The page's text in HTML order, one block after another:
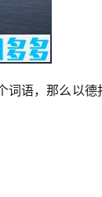
词语，那么以德